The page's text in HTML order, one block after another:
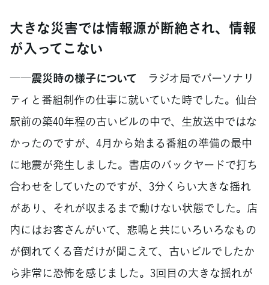
大きな災害では情報源が断絶され、情報
が入ってこない
――震災時の様子について ラジオ局でパーソナリ
ティと番組制作の仕事に就いていた時でした。仙台
駅前の築40年程の古いビルの中で、生放送中ではな
かったのですが、4月から始まる番組の準備の最中
に地震が発生しました。書店のバックヤードで打ち
合わせをしていたのですが、3分くらい大きな揺れ
があり、それが収まるまで動けない状態でした。店
内にはお客さんがいて、悲鳴と共にいろいろなもの
が倒れてくる音だけが聞こえて、古いビルでしたか
ら非常に恐怖を感じました。3回目の大きな揺れが